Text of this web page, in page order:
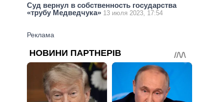
Суд вернул в собственность государства
«трубу Медведчука» 13 июля 2023, 17:54